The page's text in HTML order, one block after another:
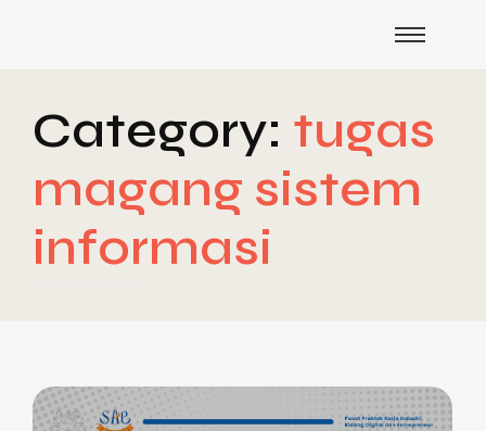
Category: tugas
magang sistem
informasi